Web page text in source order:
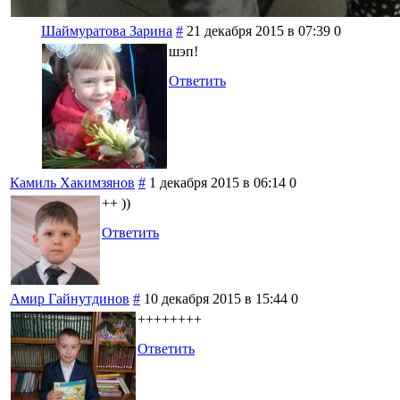
Шаймуратова Зарина # 21 декабря 2015 в 07:39 0
шэп!
Ответить
Камиль Хакимзянов # 1 декабря 2015 в 06:14 0
++ ))
Ответить
Амир Гайнутдинов # 10 декабря 2015 в 15:44 0
++++++++
Ответить